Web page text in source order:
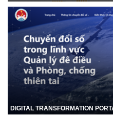
DIGITAL TRANSFORMATION